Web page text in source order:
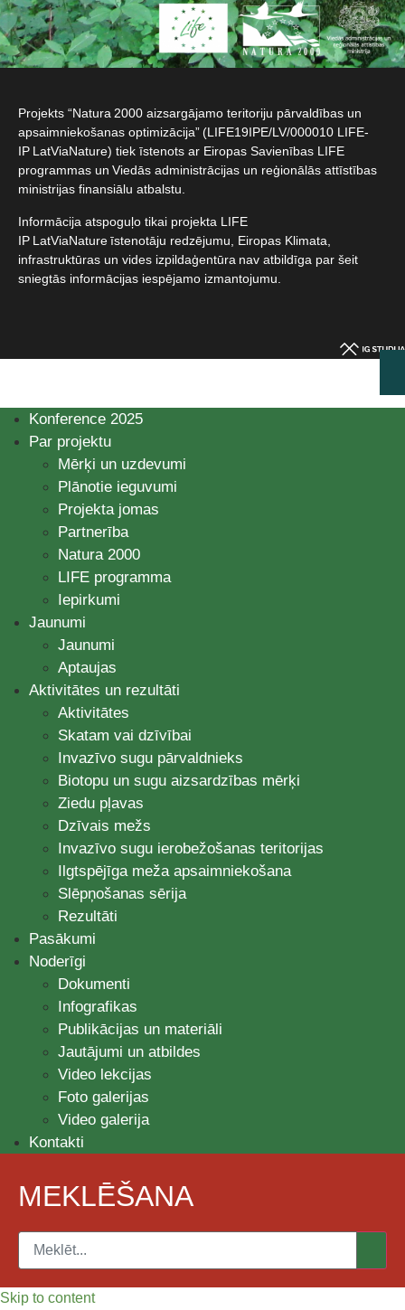
Projekts “Natura 2000 aizsargājamo teritoriju pārvaldības un
apsaimniekošanas optimizācija” (LIFE19IPE/LV/000010 LIFE-
IP LatViaNature) tiek īstenots ar Eiropas Savienības LIFE
programmas un Viedās administrācijas un reģionālās attīstības
ministrijas finansiālu atbalstu.​
Informācija atspoguļo tikai projekta LIFE
IP LatViaNature īstenotāju redzējumu, Eiropas Klimata,
infrastruktūras un vides izpildaģentūra nav atbildīga par šeit
sniegtās informācijas iespējamo izmantojumu.​
Konference 2025
Par projektu
Mērķi un uzdevumi
Plānotie ieguvumi
Projekta jomas
Partnerība
Natura 2000
LIFE programma
Iepirkumi
Jaunumi
Jaunumi
Aptaujas
Aktivitātes un rezultāti
Aktivitātes
Skatam vai dzīvībai
Invazīvo sugu pārvaldnieks
Biotopu un sugu aizsardzības mērķi
Ziedu pļavas
Dzīvais mežs
Invazīvo sugu ierobežošanas teritorijas
Ilgtspējīga meža apsaimniekošana
Slēpņošanas sērija
Rezultāti
Pasākumi
Noderīgi
Dokumenti
Infografikas
Publikācijas un materiāli
Jautājumi un atbildes
Video lekcijas
Foto galerijas
Video galerija
Kontakti
MEKLĒŠANA
Skip to content